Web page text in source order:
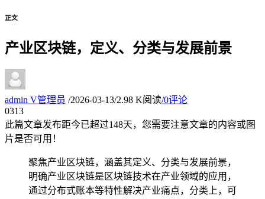
正文
产业区块链，定义、分类与发展前景
admin V管理员 /2026-03-13/2.98 K阅读/0评论
0313
此篇文章发布距今已超过148天，您需要注意文章的内容或图
片是否可用！
聚焦产业区块链，涵盖其定义、分类与发展前景，
明确产业区块链是区块链技术在产业领域的应用，
通过分布式账本等特性解决产业痛点，分类上，可